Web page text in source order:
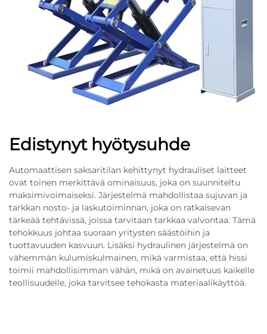
Edistynyt hyötysuhde
Automaattisen saksaritilan kehittynyt hydrauliset laitteet
ovat toinen merkittävä ominaisuus, joka on suunniteltu
maksimivoimaiseksi. Järjestelmä mahdollistaa sujuvan ja
tarkkan nosto- ja laskutoiminnan, joka on ratkaisevan
tärkeää tehtävissä, joissa tarvitaan tarkkaa valvontaa. Tämä
tehokkuus johtaa suoraan yritysten säästöihin ja
tuottavuuden kasvuun. Lisäksi hydraulinen järjestelmä on
vähemmän kulumiskulmainen, mikä varmistaa, että hissi
toimii mahdollisimman vähän, mikä on avainetuus kaikelle
teollisuudelle, joka tarvitsee tehokasta materiaalikäyttöä.